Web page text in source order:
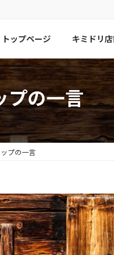
トップページ キミドリ
プの一言
プの一言